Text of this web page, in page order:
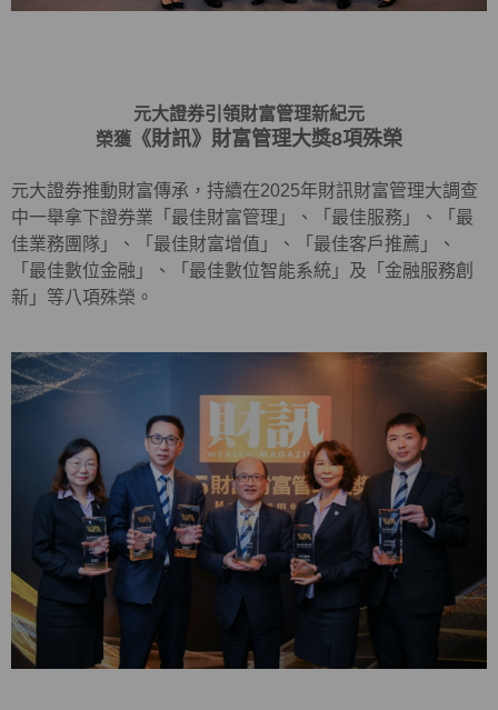
元大證券引領財富管理新紀元
榮獲 《財訊》財富管理大獎8項殊榮
元大證券推動財富傳承，持續在2025年財訊財富管理大調查
中一舉拿下證券業「最佳財富管理」、「最佳服務」、「最
佳業務團隊」、「最佳財富增值」、「最佳客戶推薦」、
「最佳數位金融」、「最佳數位智能系統」及「金融服務創
新」等八項殊榮。